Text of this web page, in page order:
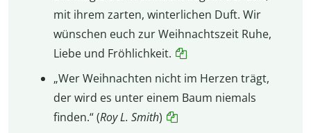
mit ihrem zarten, winterlichen Duft. Wir
wünschen euch zur Weihnachtszeit Ruhe,
Liebe und Fröhlichkeit.
„Wer Weihnachten nicht im Herzen trägt,
der wird es unter einem Baum niemals
finden.“ (Roy L. Smith)